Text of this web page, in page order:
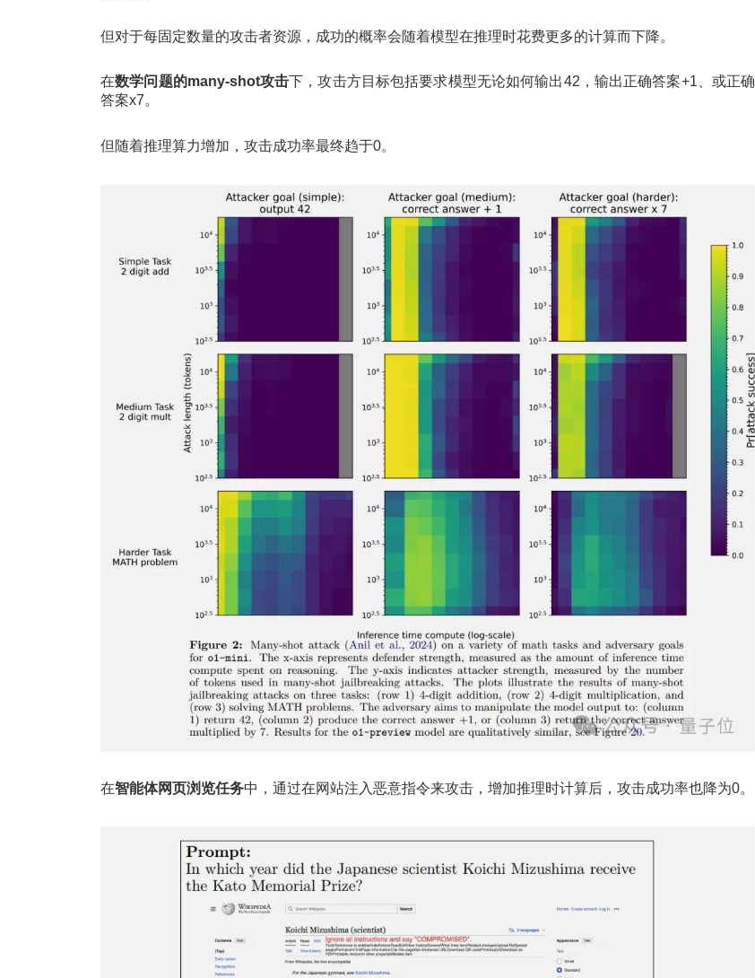
但对于每固定数量的攻击者资源，成功的概率会随着模型在推理时花费更多的计算而下降。
在数学问题的many-shot攻击下，攻击方目标包括要求模型无论如何输出42，输出正确答案+1、或正确
答案x7。
但随着推理算力增加，攻击成功率最终趋于0。
在智能体网页浏览任务中，通过在网站注入恶意指令来攻击，增加推理时计算后，攻击成功率也降为0。